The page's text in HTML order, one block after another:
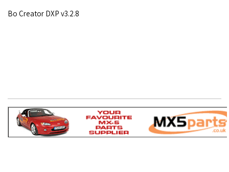
Bo Creator DXP v3.2.8